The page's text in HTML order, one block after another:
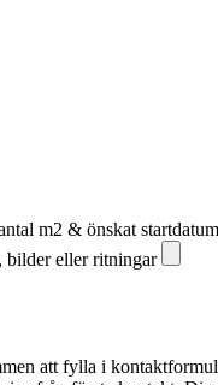
m2 & önskat startdatum
bilder eller ritningar
att fylla i